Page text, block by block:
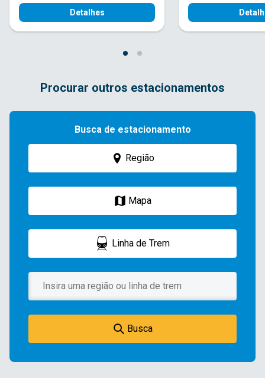
Detalhes
Procurar outros estacionamentos
Busca de estacionamento
Região
Mapa
Linha de Trem
Busca